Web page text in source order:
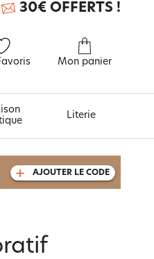
Mon panier
30€ OFFERTS !
aussi
cadeau
Literie
AJOUTER LE CODE